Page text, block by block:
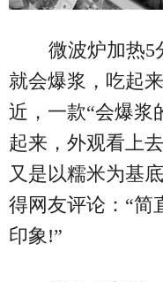
微波炉加热5
就会爆浆，吃起
近，一款“会爆浆
起来，外观看上
又是以糯米为基
得网友评论：“简
印象!”